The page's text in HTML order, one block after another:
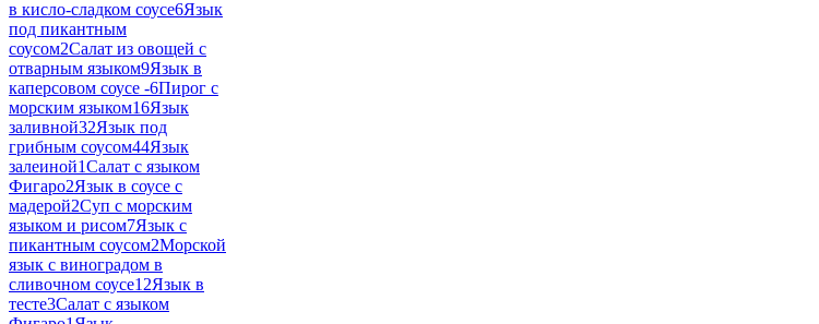
в кисло-сладком соусе6Язык
под пикантным
соусом2Салат из овощей с
отварным языком9Язык в
каперсовом соусе -6Пирог с
морским языком16Язык
заливной32Язык под
грибным соусом44Язык
залеиной1Салат с языком
Фигаро2Язык в соусе с
мадерой2Суп с морским
языком и рисом7Язык с
пикантным соусом2Морской
язык с виноградом в
сливочном соусе12Язык в
тесте3Салат с языком